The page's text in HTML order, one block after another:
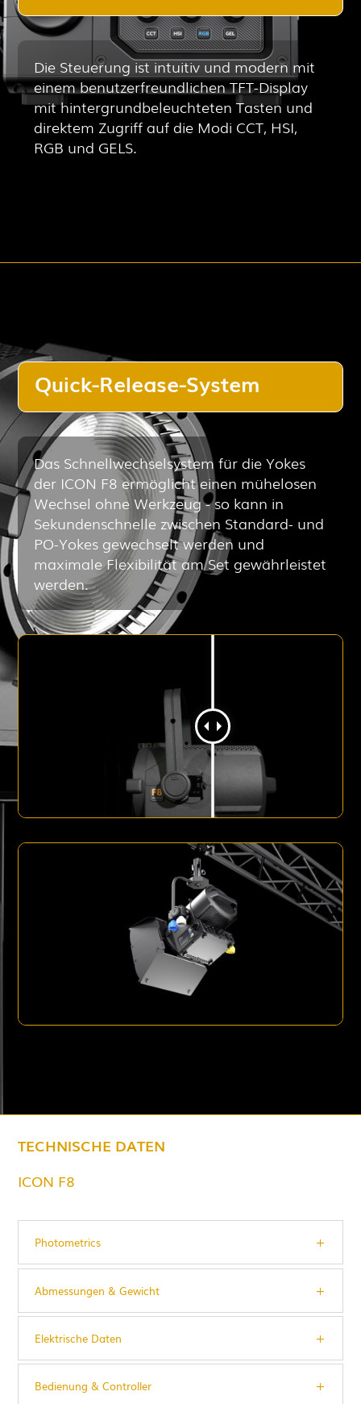
Die Steuerung ist intuitiv und modern mit
einem benutzerfreundlichen TFT-Display
mit hintergrundbeleuchteten Tasten und
direktem Zugriff auf die Modi CCT, HSI,
RGB und GELS.
Quick-Release-System
Das Schnellwechselsystem für die Yokes
der ICON F8 ermöglicht einen mühelosen
Wechsel ohne Werkzeug - so kann in
Sekundenschnelle zwischen Standard- und
PO-Yokes gewechselt werden und
maximale Flexibilität am Set gewährleistet
werden.
TECHNISCHE DATEN
ICON F8
Photometrics
Abmessungen & Gewicht
Elektrische Daten
Bedienung & Controller